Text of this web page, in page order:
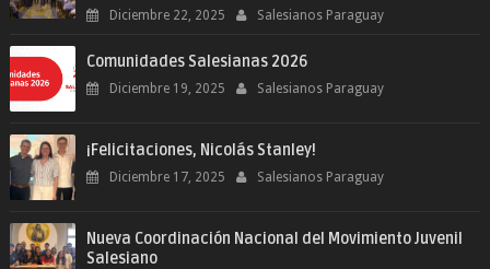
Diciembre 22, 2025 Salesianos Paraguay
Comunidades Salesianas 2026
Diciembre 19, 2025 Salesianos Paraguay
¡Felicitaciones, Nicolás Stanley!
Diciembre 17, 2025 Salesianos Paraguay
Nueva Coordinación Nacional del Movimiento Juvenil
Salesiano